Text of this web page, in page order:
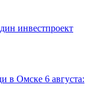
инвестпроект
в Омске 6 августа: